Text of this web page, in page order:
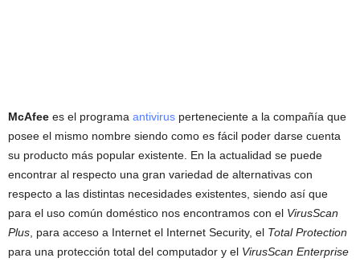
McAfee es el programa antivirus perteneciente a la compañía que
posee el mismo nombre siendo como es fácil poder darse cuenta
su producto más popular existente. En la actualidad se puede
encontrar al respecto una gran variedad de alternativas con
respecto a las distintas necesidades existentes, siendo así que
para el uso común doméstico nos encontramos con el VirusScan
Plus , para acceso a Internet el Internet Security, el Total Protection
para una protección total del computador y el VirusScan Enterprise